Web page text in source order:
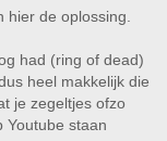
de oplossing.
had (ring of dead)
heel makkelijk die
je zegeltjes ofzo
Youtube staan